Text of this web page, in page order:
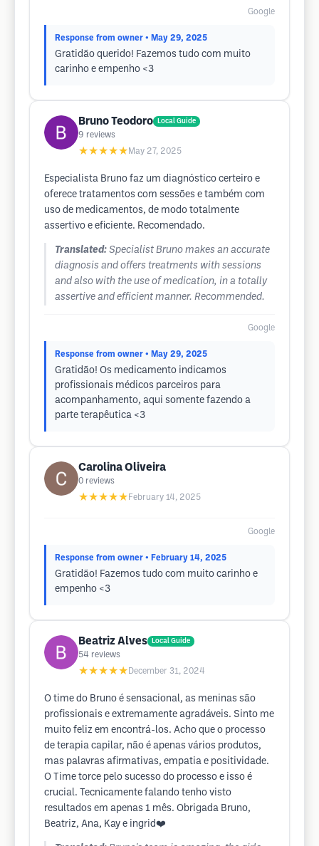
Google
Response from owner • May 29, 2025
Gratidão querido! Fazemos tudo com muito
carinho e empenho <3
Bruno Teodoro Local Guide
9 reviews
★★★★★ May 27, 2025
Especialista Bruno faz um diagnóstico certeiro e
oferece tratamentos com sessões e também com
uso de medicamentos, de modo totalmente
assertivo e eficiente. Recomendado.
Translated: Specialist Bruno makes an accurate
diagnosis and offers treatments with sessions
and also with the use of medication, in a totally
assertive and efficient manner. Recommended.
Google
Response from owner • May 29, 2025
Gratidão! Os medicamento indicamos
profissionais médicos parceiros para
acompanhamento, aqui somente fazendo a
parte terapêutica <3
Carolina Oliveira
0 reviews
★★★★★ February 14, 2025
Google
Response from owner • February 14, 2025
Gratidão! Fazemos tudo com muito carinho e
empenho <3
Beatriz Alves Local Guide
54 reviews
★★★★★ December 31, 2024
O time do Bruno é sensacional, as meninas são
profissionais e extremamente agradáveis. Sinto me
muito feliz em encontrá-los. Acho que o processo
de terapia capilar, não é apenas vários produtos,
mas palavras afirmativas, empatia e positividade.
O Time torce pelo sucesso do processo e isso é
crucial. Tecnicamente falando tenho visto
resultados em apenas 1 mês. Obrigada Bruno,
Beatriz, Ana, Kay e ingrid❤️